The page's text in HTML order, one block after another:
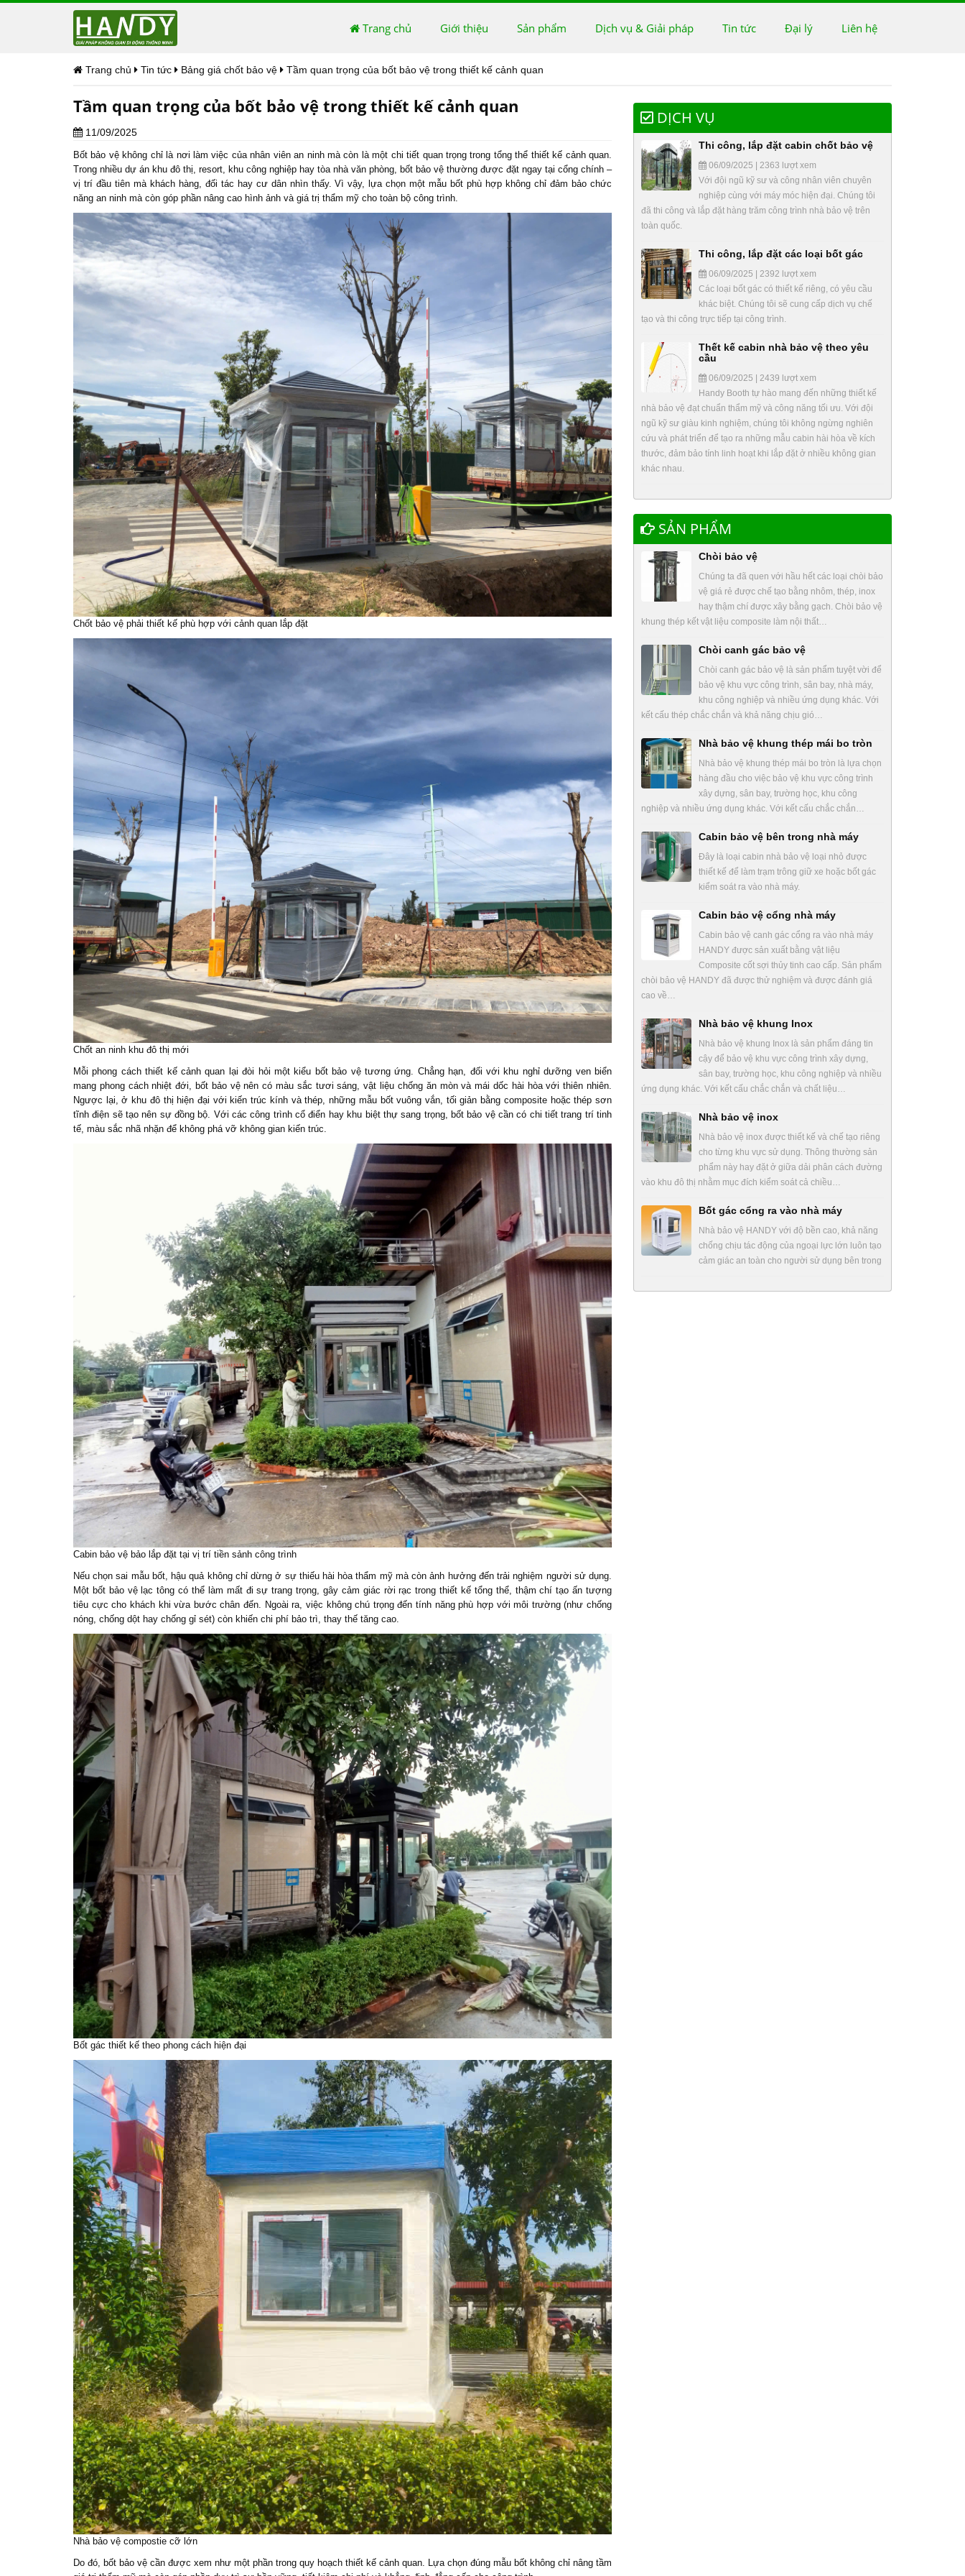
Trang chủ Giới thiệu Sản phẩm Dịch vụ & Giải pháp Tin tức Đại lý Liên hệ
Trang chủ Tin tức Bảng giá chốt bảo vệ Tầm quan trọng của bốt bảo vệ trong thiết kế cảnh quan
Tầm quan trọng của bốt bảo vệ trong thiết kế cảnh quan
11/09/2025
Bốt bảo vệkhông chỉ là nơi làm việc của nhân viên an ninh mà còn là một chi tiết quan trọng trong tổng thể thiết kế cảnh quan.
Trong nhiều dự án khu đô thị, resort, khu công nghiệp hay tòa nhà văn phòng, bốt bảo vệ thường được đặt ngay tại cổng chính –
vị trí đầu tiên mà khách hàng, đối tác hay cư dân nhìn thấy. Vì vậy, lựa chọn một mẫu bốt phù hợp không chỉ đảm bảo chức
năng an ninh mà còn góp phần nâng cao hình ảnh và giá trị thẩm mỹ cho toàn bộ công trình.
Chốt bảo vệ phải thiết kế phù hợp với cảnh quan lắp đặt
Chốt an ninh khu đô thị mới
Mỗi phong cách thiết kế cảnh quan lại đòi hỏi một kiểu bốt bảo vệtương ứng. Chẳng hạn, đối với khu nghỉ dưỡng ven biển
mang phong cách nhiệt đới, bốt bảo vệ nên có màu sắc tươi sáng, vật liệu chống ăn mòn và mái dốc hài hòa với thiên nhiên.
Ngược lại, ở khu đô thị hiện đại với kiến trúc kính và thép, những mẫu bốt vuông vắn, tối giản bằng composite hoặc thép sơn
tĩnh điện sẽ tạo nên sự đồng bộ. Với các công trình cổ điển hay khu biệt thự sang trọng, bốt bảo vệ cần có chi tiết trang trí tinh
tế, màu sắc nhã nhặn để không phá vỡ không gian kiến trúc.
Cabin bảo vệ bảo lắp đặt tại vị trí tiền sảnh công trình
Nếu chọn sai mẫu bốt, hậu quả không chỉ dừng ở sự thiếu hài hòa thẩm mỹ mà còn ảnh hưởng đến trải nghiệm người sử dụng.
Một bốt bảo vệ lạc tông có thể làm mất đi sự trang trọng, gây cảm giác rời rạc trong thiết kế tổng thể, thậm chí tạo ấn tượng
tiêu cực cho khách khi vừa bước chân đến. Ngoài ra, việc không chú trọng đến tính năng phù hợp với môi trường (như chống
nóng, chống dột hay chống gỉ sét) còn khiến chi phí bảo trì, thay thế tăng cao.
Bốt gác thiết kế theo phong cách hiện đại
Nhà bảo vệ compostie cỡ lớn
Do đó, bốt bảo vệ cần được xem như một phần trong quy hoạch thiết kế cảnh quan. Lựa chọn đúng mẫu bốt không chỉ nâng tầm
DỊCH VỤ
Thi công, lắp đặt cabin chốt bảo vệ
06/09/2025 | 2363 lượt xem
Với đội ngũ kỹ sư và công nhân viên chuyên
nghiệp cùng với máy móc hiện đại. Chúng tôi
đã thi công và lắp đặt hàng trăm công trình nhà bảo vệ trên
toàn quốc.
Thi công, lắp đặt các loại bốt gác
06/09/2025 | 2392 lượt xem
Các loại bốt gác có thiết kế riêng, có yêu cầu
khác biệt. Chúng tôi sẽ cung cấp dịch vụ chế
tạo và thi công trực tiếp tại công trình.
Thết kế cabin nhà bảo vệ theo yêu
cầu
06/09/2025 | 2439 lượt xem
Handy Booth tự hào mang đến những thiết kế
nhà bảo vệ đạt chuẩn thẩm mỹ và công năng tối ưu. Với đội
ngũ kỹ sư giàu kinh nghiệm, chúng tôi không ngừng nghiên
cứu và phát triển để tạo ra những mẫu cabin hài hòa về kích
thước, đảm bảo tính linh hoạt khi lắp đặt ở nhiều không gian
khác nhau.
SẢN PHẨM
Chòi bảo vệ
Chúng ta đã quen với hầu hết các loại chòi bảo
vệ giá rẻ được chế tạo bằng nhôm, thép, inox
hay thậm chí được xây bằng gạch. Chòi bảo vệ
khung thép kết vật liệu composite làm nội thất…
Chòi canh gác bảo vệ
Chòi canh gác bảo vệ là sản phẩm tuyệt vời để
bảo vệ khu vực công trình, sân bay, nhà máy,
khu công nghiệp và nhiều ứng dụng khác. Với
kết cấu thép chắc chắn và khả năng chịu gió…
Nhà bảo vệ khung thép mái bo tròn
Nhà bảo vệ khung thép mái bo tròn là lựa chọn
hàng đầu cho việc bảo vệ khu vực công trình
xây dựng, sân bay, trường học, khu công
nghiệp và nhiều ứng dụng khác. Với kết cấu chắc chắn…
Cabin bảo vệ bên trong nhà máy
Đây là loại cabin nhà bảo vệ loại nhỏ được
thiết kế để làm trạm trông giữ xe hoặc bốt gác
kiểm soát ra vào nhà máy.
Cabin bảo vệ cổng nhà máy
Cabin bảo vệ canh gác cổng ra vào nhà máy
HANDY được sản xuất bằng vật liệu
Composite cốt sợi thủy tinh cao cấp. Sản phẩm
chòi bảo vệ HANDY đã được thử nghiệm và được đánh giá
cao về…
Nhà bảo vệ khung Inox
Nhà bảo vệ khung Inox là sản phẩm đáng tin
cậy để bảo vệ khu vực công trình xây dựng,
sân bay, trường học, khu công nghiệp và nhiều
ứng dụng khác. Với kết cấu chắc chắn và chất liệu…
Nhà bảo vệ inox
Nhà bảo vệ inox được thiết kế và chế tạo riêng
cho từng khu vực sử dụng. Thông thường sản
phẩm này hay đặt ở giữa dải phân cách đường
vào khu đô thị nhằm mục đích kiểm soát cả chiều…
Bốt gác cổng ra vào nhà máy
Nhà bảo vệ HANDY với độ bền cao, khả năng
chống chịu tác động của ngoại lực lớn luôn tạo
cảm giác an toàn cho người sử dụng bên trong